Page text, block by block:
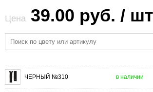
Цена 39.00 руб. /
ЧЕРНЫЙ №310 в наличии